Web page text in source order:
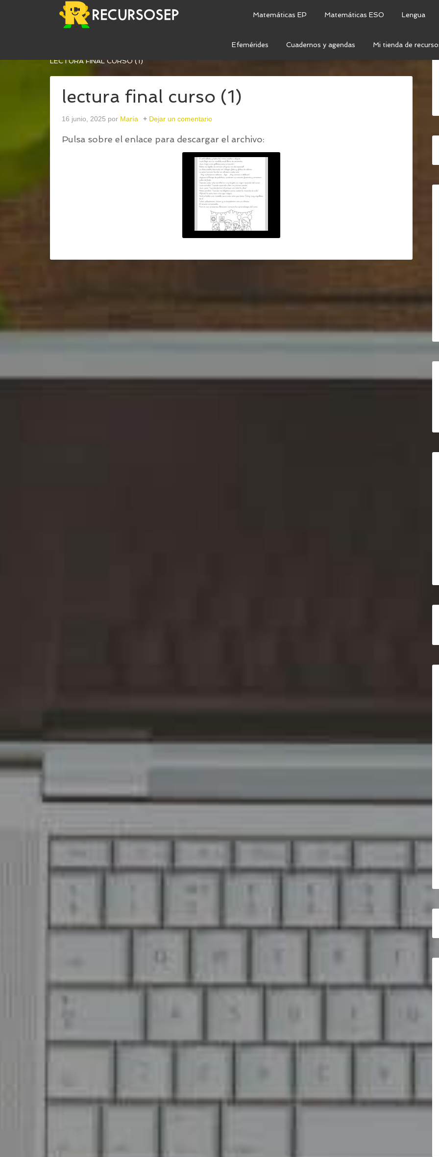
Matemáticas EP Matemáticas ESO Lengua
Efemérides Cuadernos y agendas Mi tienda de
LECTURA PARA EL PRIMER CICLO DE PRIMARIA: EL ÚLTIMO DÍA DE CLASE
LECTURA FINAL CURSO (1)
lectura final curso (1)
16 junio, 2025 por María Dejar un comentario
Pulsa sobre el enlace para descargar el archivo: